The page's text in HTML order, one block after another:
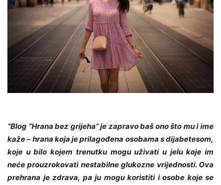
“Blog “Hrana bez grijeha” je zapravo baš ono što mu i ime
kaže – hrana koja je prilagođena osobama s dijabetesom,
koje u bilo kojem trenutku mogu uživati u jelu koje im
neće prouzrokovati nestabilne glukozne vrijednosti. Ova
prehrana je zdrava, pa ju mogu koristiti i osobe koje se